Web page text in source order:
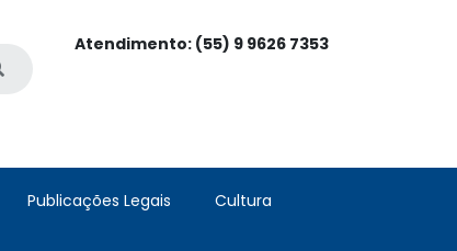
Atendimento: (55) 9 9626 7353
Publicações Legais Cultura